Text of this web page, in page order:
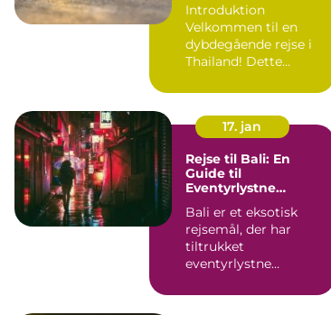
Introduktion
Velkommen til en
dybdegående rejse i
Thailand! Dette
sydøstasiatiske land
byd...
17. jan
Rejse til Bali: En
Guide til
Eventyrlystne
Bali er et eksotisk
rejsemål, der har
tiltrukket
eventyrlystne
Denne indonesiske ...